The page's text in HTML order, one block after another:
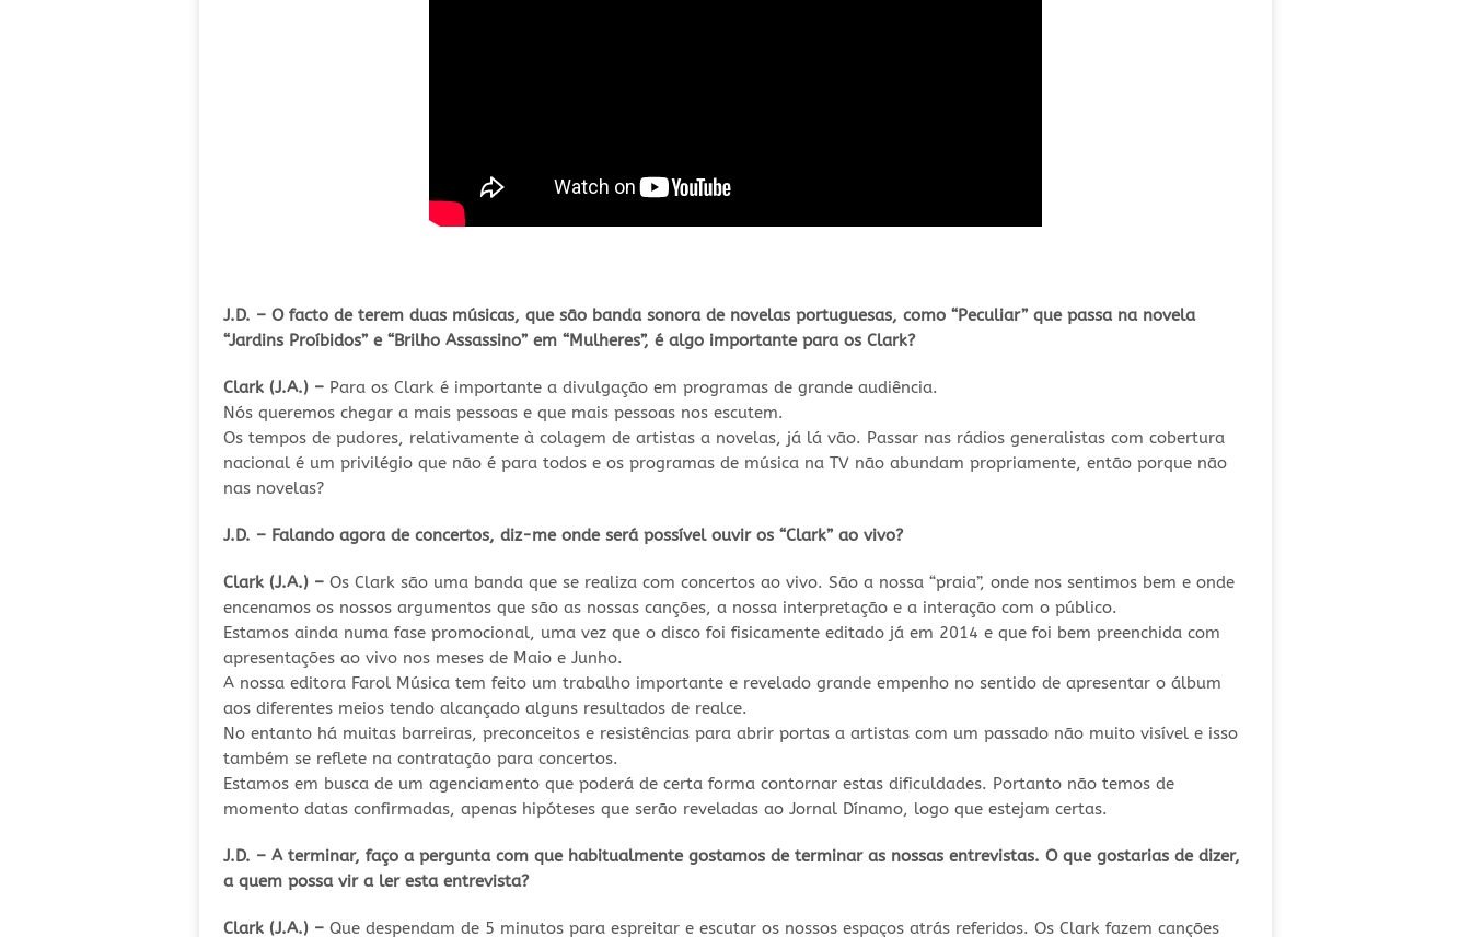
J.D. – O facto de terem duas músicas, que são banda sonora de novelas portuguesas, como “Peculiar” que passa na novela
“Jardins Proíbidos” e “Brilho Assassino” em “Mulheres”, é algo importante para os Clark?
Clark (J.A.) – Para os Clark é importante a divulgação em programas de grande audiência.
Nós queremos chegar a mais pessoas e que mais pessoas nos escutem.
Os tempos de pudores, relativamente à colagem de artistas a novelas, já lá vão. Passar nas rádios generalistas com cobertura
nacional é um privilégio que não é para todos e os programas de música na TV não abundam propriamente, então porque não
nas novelas?
J.D. – Falando agora de concertos, diz-me onde será possível ouvir os “Clark” ao vivo?
Clark (J.A.) –Os Clark são uma banda que se realiza com concertos ao vivo. São a nossa “praia”, onde nos sentimos bem e onde
encenamos os nossos argumentos que são as nossas canções, a nossa interpretação e a interação com o público.
Estamos ainda numa fase promocional, uma vez que o disco foi fisicamente editado já em 2014 e que foi bem preenchida com
apresentações ao vivo nos meses de Maio e Junho.
A nossa editora Farol Música tem feito um trabalho importante e revelado grande empenho no sentido de apresentar o álbum
aos diferentes meios tendo alcançado alguns resultados de realce.
No entanto há muitas barreiras, preconceitos e resistências para abrir portas a artistas com um passado não muito visível e isso
também se reflete na contratação para concertos.
Estamos em busca de um agenciamento que poderá de certa forma contornar estas dificuldades. Portanto não temos de
momento datas confirmadas, apenas hipóteses que serão reveladas ao Jornal Dínamo, logo que estejam certas.
J.D. – A terminar, faço a pergunta com que habitualmente gostamos de terminar as nossas entrevistas. O que gostarias de dizer,
a quem possa vir a ler esta entrevista?
Clark (J.A.) –Que despendam de 5 minutos para espreitar e escutar os nossos espaços atrás referidos. Os Clark fazem canções